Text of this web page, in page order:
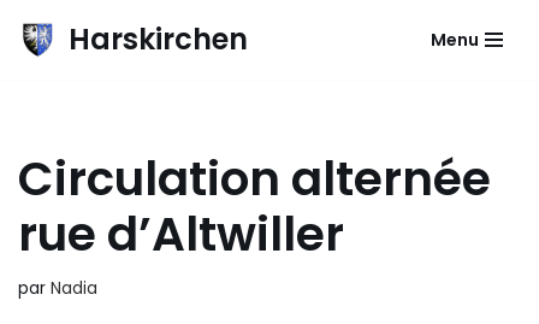
Aller
Harskirchen Menu
Circulation alternée
rue d’Altwiller
par Nadia